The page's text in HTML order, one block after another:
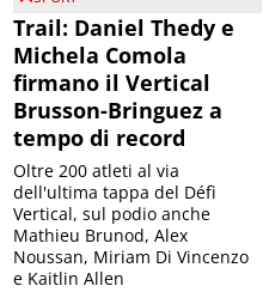
Trail: Daniel Thedy e
Michela Comola
firmano il Vertical
Brusson-Bringuez a
tempo di record
Oltre 200 atleti al via
dell'ultima tappa del Défì
Vertical, sul podio anche
Mathieu Brunod, Alex
Noussan, Miriam Di Vincenzo
e Kaitlin Allen